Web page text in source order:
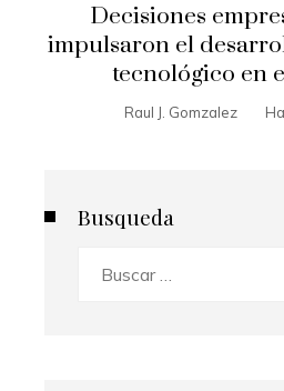
Decisiones
impulsaron el
tecnológico en
Raul J. Gomzalez
Busqueda